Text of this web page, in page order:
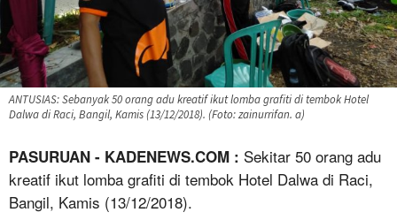
ANTUSIAS: Sebanyak 50 orang adu kreatif ikut lomba grafiti di tembok Hotel
Dalwa di Raci, Bangil, Kamis (13/12/2018). (Foto: zainurrifan. a)
PASURUAN - KADENEWS.COM : Sekitar 50 orang adu
kreatif ikut lomba grafiti di tembok Hotel Dalwa di Raci,
Bangil, Kamis (13/12/2018).